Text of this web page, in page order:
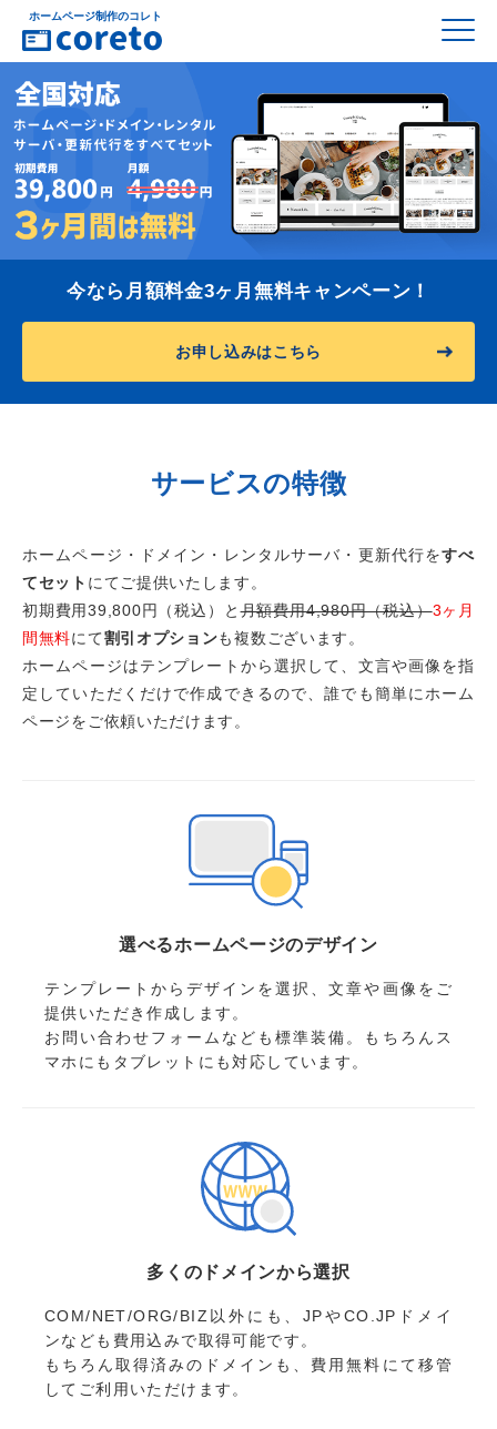
ホームページ制作のコレト
今なら月額料金3ヶ月無料キャンペーン！
お申し込みはこちら
サービスの特徴
ホームページ・ドメイン・レンタルサーバ・更新代行をすべ
てセット にてご提供いたします。
初期費用39,800円（税込）と月額費用4,980円（税込）3ヶ月
間無料にて割引オプションも複数ございます。
ホームページはテンプレートから選択して、文言や画像を指
定していただくだけで作成できるので、誰でも簡単にホーム
ページをご依頼いただけます。
選べるホームページのデザイン
テンプレートからデザインを選択、文章や画像をご
提供いただき作成します。
お問い合わせフォームなども標準装備。もちろんス
マホにもタブレットにも対応しています。
多くのドメインから選択
COM/NET/ORG/BIZ以外にも、JPやCO.JPドメイ
ンなども費用込みで取得可能です。
もちろん取得済みのドメインも、費用無料にて移管
してご利用いただけます。